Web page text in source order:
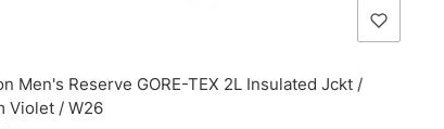
Men's Reserve GORE-TEX 2L Insulated Jckt /
Violet / W26